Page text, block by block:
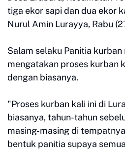
tiga ekor sapi dan dua ekor
Nurul Amin Lurayya, Rabu
Salam selaku Panitia
mengatakan proses kurban
dengan biasanya.
"Proses kurban kali ini di
biasanya, tahun-tahun
masing-masing di
bentuk panitia supaya